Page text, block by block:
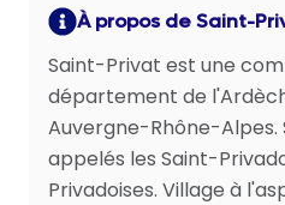
À propos de Saint-
Saint-Privat est une
département de
Auvergne-Rhône-Alpes.
appelés les Saint-
Privadoises. Village à